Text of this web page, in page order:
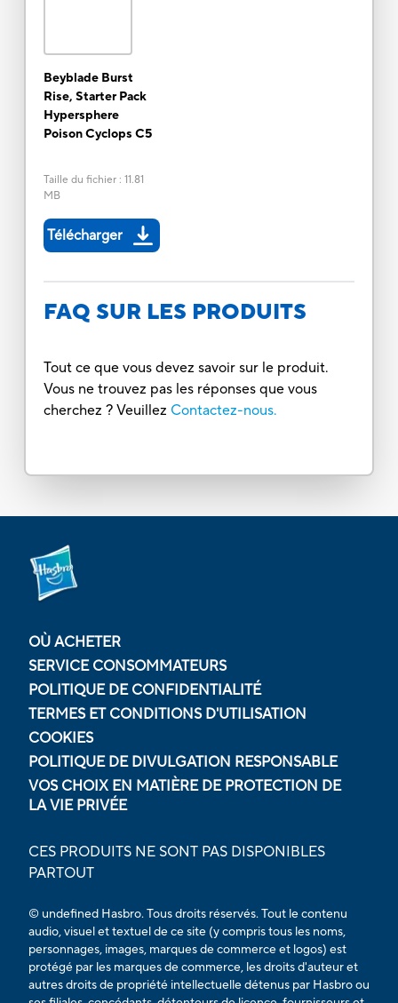
Beyblade Burst
Rise, Starter Pack
Hypersphere
Poison Cyclops C5
Taille du fichier: 11.81
MB
Télécharger
FAQ SUR LES PRODUITS
Tout ce que vous devez savoir sur le produit.
Vous ne trouvez pas les réponses que vous
cherchez ? Veuillez Contactez-nous.
OÙ ACHETER
SERVICE CONSOMMATEURS
POLITIQUE DE CONFIDENTIALITÉ
TERMES ET CONDITIONS D'UTILISATION
COOKIES
POLITIQUE DE DIVULGATION RESPONSABLE
VOS CHOIX EN MATIÈRE DE PROTECTION DE
LA VIE PRIVÉE
CES PRODUITS NE SONT PAS DISPONIBLES
PARTOUT
© undefined Hasbro. Tous droits réservés. Tout le contenu
audio, visuel et textuel de ce site (y compris tous les noms,
personnages, images, marques de commerce et logos) est
protégé par les marques de commerce, les droits d'auteur et
autres droits de propriété intellectuelle détenus par Hasbro ou